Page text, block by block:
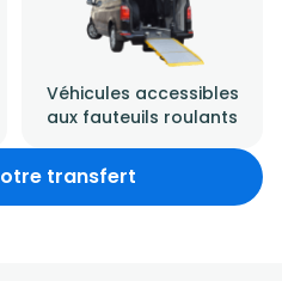
Véhicules accessibles
aux fauteuils roulants
transfert